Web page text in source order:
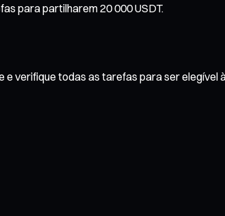
para partilharem 20 000 USDT.
verifique todas as tarefas para ser elegível